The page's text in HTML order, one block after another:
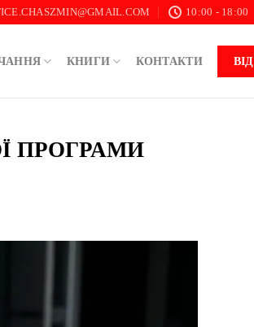
10:00 - 18:00
КНИГИ КОНТАКТИ
ПРОГРАМИ